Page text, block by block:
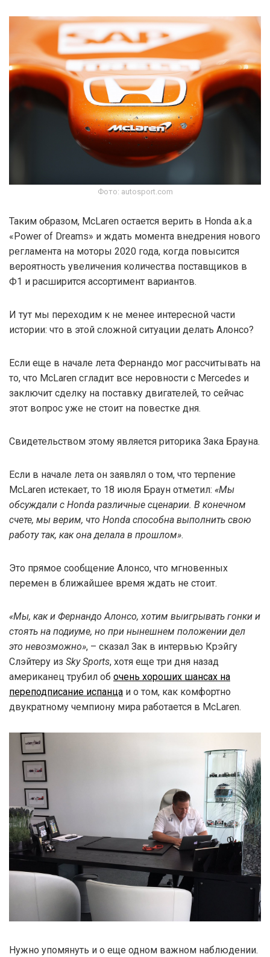
Фото: autosport.com
Таким образом, McLaren остается верить в Honda a.k.a
«Power of Dreams» и ждать момента внедрения нового
регламента на моторы 2020 года, когда повысится
вероятность увеличения количества поставщиков в
Ф1 и расширится ассортимент вариантов.
И тут мы переходим к не менее интересной части
истории: что в этой сложной ситуации делать Алонсо?
Если еще в начале лета Фернандо мог рассчитывать на
то, что McLaren сгладит все неровности с Mercedes и
заключит сделку на поставку двигателей, то сейчас
этот вопрос уже не стоит на повестке дня.
Свидетельством этому является риторика Зака Брауна.
Если в начале лета он заявлял о том, что терпение
McLaren истекает, то 18 июля Браун отметил: «Мы
обсуждали с Honda различные сценарии. В конечном
счете, мы верим, что Honda способна выполнить свою
работу так, как она делала в прошлом».
Это прямое сообщение Алонсо, что мгновенных
перемен в ближайшее время ждать не стоит.
«Мы, как и Фернандо Алонсо, хотим выигрывать гонки и
стоять на подиуме, но при нынешнем положении дел
это невозможно», – сказал Зак в интервью Крэйгу
Слэйтеру из Sky Sports, хотя еще три дня назад
американец трубил об очень хороших шансах на
переподписание испанца и о том, как комфортно
двукратному чемпиону мира работается в McLaren.
Нужно упомянуть и о еще одном важном наблюдении.